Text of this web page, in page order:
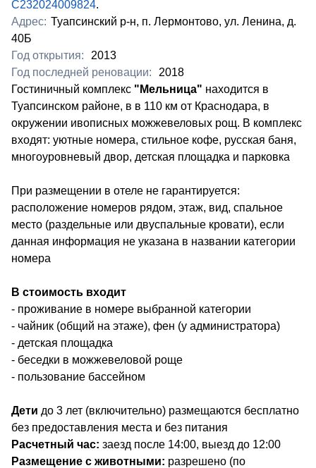
С232024009824.
Адрес: Туапсинский р-н, п. Лермонтово, ул. Ленина, д.
40Б
Год открытия:
2013
Год последней реновации:
2018
Гостиничный комплекс "Мельница" находится в
Туапсинском районе, в в 110 км от Краснодара, в
окружении ивописных можжевеловых рощ. В комплекс
входят: уютные номера, стильное кофе, русская баня,
многоуровневый двор, детская площадка и парковка
При размещении в отеле не гарантируется:
расположение номеров рядом, этаж, вид, спальное
место (раздельные или двуспальные кровати), если
данная информация не указана в названии категории
номера
В стоимость входит
- проживание в номере выбранной категории
- чайник (общий на этаже), фен (у администратора)
- детская площадка
- беседки в можжевеловой роще
- пользование бассейном
Дети до 3 лет (включительно) размещаются бесплатно
без предоставления места и без питания
Расчетный час: заезд после 14:00, выезд до 12:00
Размещение с животными: разрешено (по